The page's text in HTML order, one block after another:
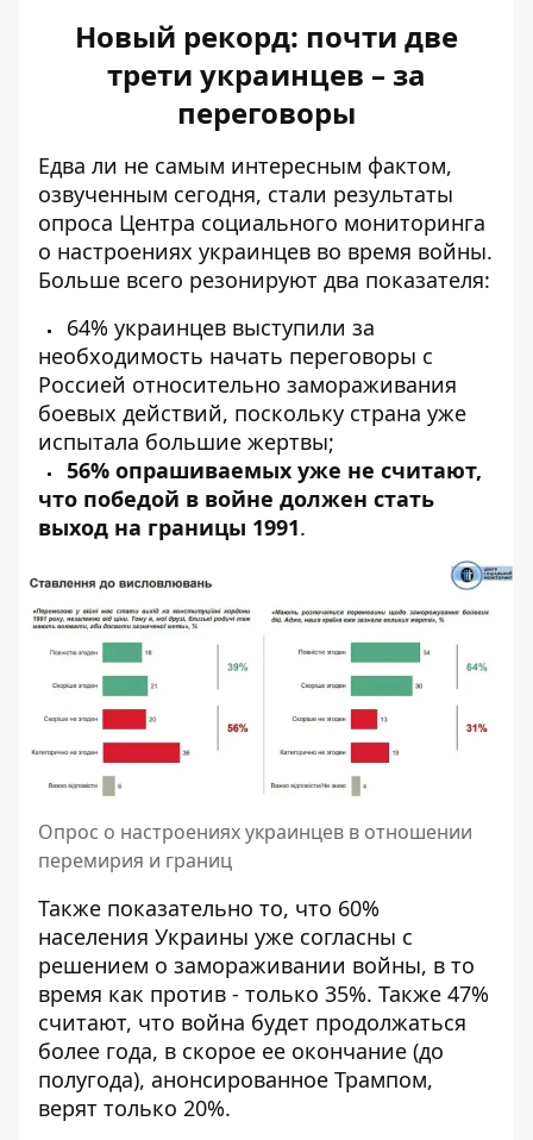
Новый рекорд: почти две
трети украинцев – за
переговоры
Едва ли не самым интересным фактом,
озвученным сегодня, стали результаты
опроса Центра социального мониторинга
о настроениях украинцев во время войны.
Больше всего резонируют два показателя:
64% украинцев выступили за
необходимость начать переговоры с
Россией относительно замораживания
боевых действий, поскольку страна уже
испытала большие жертвы;
56% опрашиваемых уже не считают,
что победой в войне должен стать
выход на границы 1991.
Опрос о настроениях украинцев в отношении
перемирия и границ
Также показательно то, что 60%
населения Украины уже согласны с
решением о замораживании войны, в то
время как против - только 35%. Также 47%
считают, что война будет продолжаться
более года, в скорое ее окончание (до
полугода), анонсированное Трампом,
верят только 20%.